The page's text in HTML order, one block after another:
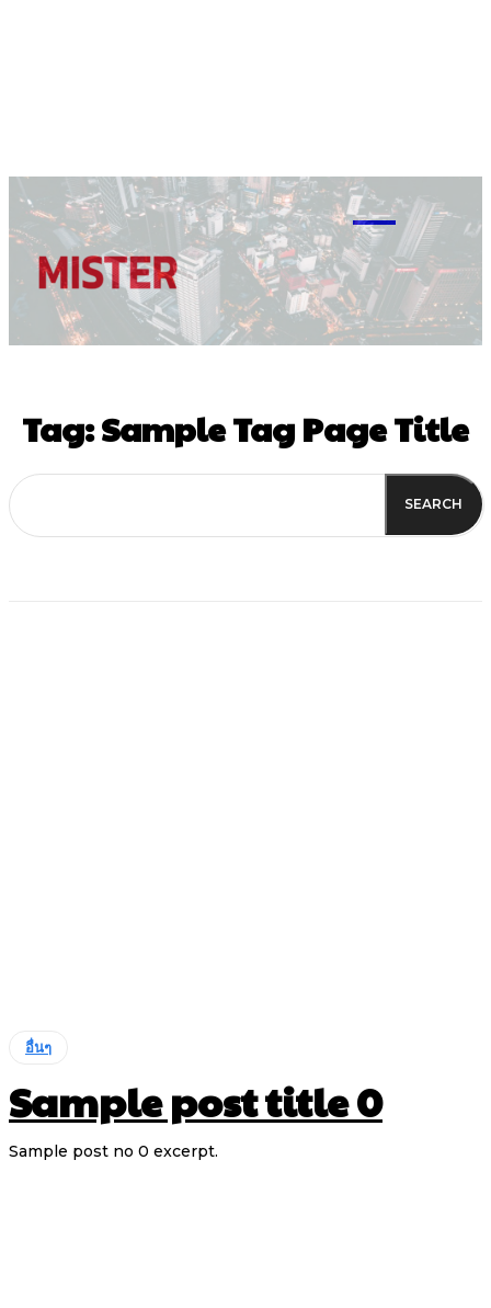
M
Tag:Sample Tag Page Title
SEARCH
อื่นๆ
Sample post title 0
Sample post no 0 excerpt.